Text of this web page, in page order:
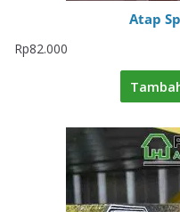
Atap
Rp82.000